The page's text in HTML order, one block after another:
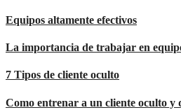
Equipos altamente efectivos
La importancia de trabajar en
7 Tipos de cliente oculto
Como entrenar a un cliente oculto y